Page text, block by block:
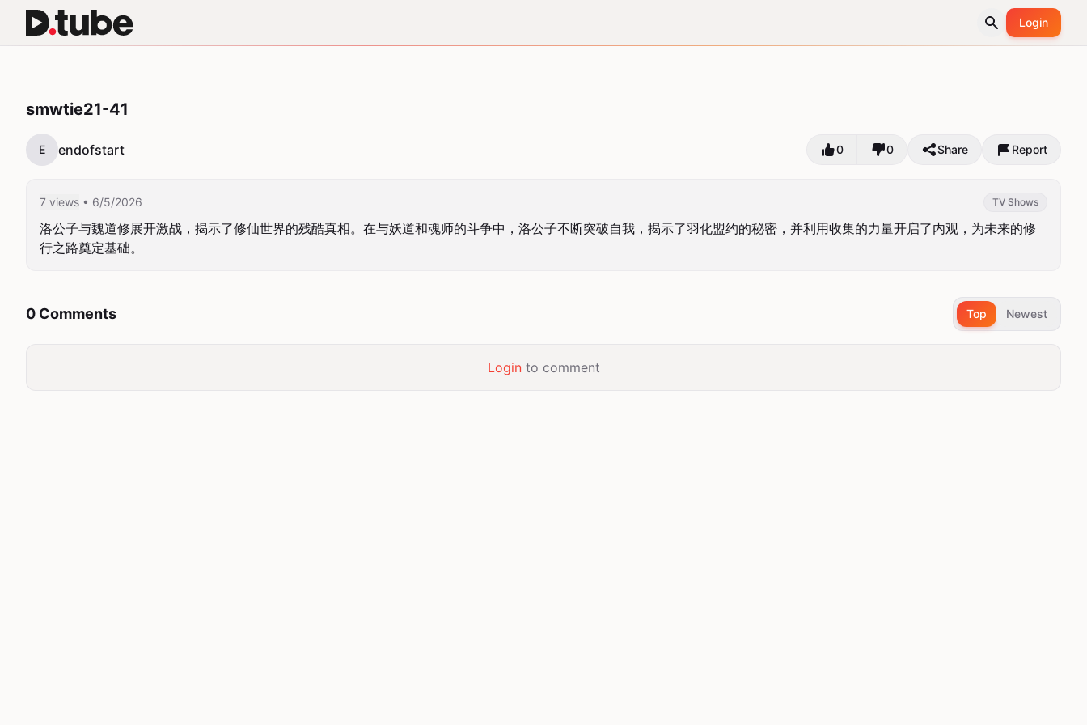
Login
smwtie21-41
E endofstart 0 0 Share Report
7 views • 6/5/2026 TV Shows
洛公子与魏道修展开激战，揭示了修仙世界的残酷真相。在与妖道和魂师的斗争中，洛公子不断突破自我，揭示了羽化盟约的秘密，并利用收集的力量开启了内观，为未来的修
行之路奠定基础。
0 Comments Top Newest
Loginto comment